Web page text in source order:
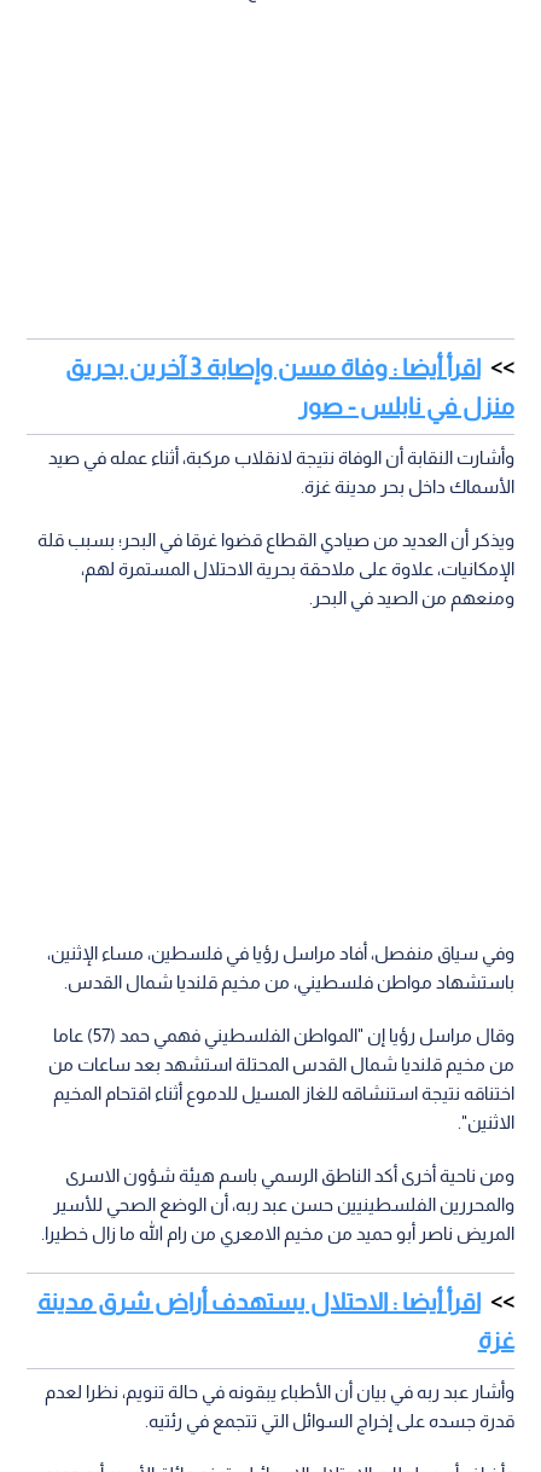
اقرأ أيضا : وفاة مسن وإصابة 3 آخرين بحريق
منزل في نابلس - صور
وأشارت النقابة أن الوفاة نتيجة لانقلاب مركبة، أثناء عمله في صيد
الأسماك داخل بحر مدينة غزة.
ويذكر أن العديد من صيادي القطاع قضوا غرقا في البحر؛ بسبب قلة
الإمكانيات، علاوة على ملاحقة بحرية الاحتلال المستمرة لهم،
ومنعهم من الصيد في البحر.
وفي سياق منفصل، أفاد مراسل رؤيا في فلسطين، مساء الإثنين،
باستشهاد مواطن فلسطيني، من مخيم قلنديا شمال القدس.
وقال مراسل رؤيا إن "المواطن الفلسطيني فهمي حمد (57) عاما
من مخيم قلنديا شمال القدس المحتلة استشهد بعد ساعات من
اختناقه نتيجة استنشاقه للغاز المسيل للدموع أثناء اقتحام المخيم
الاثنين".
ومن ناحية أخرى أكد الناطق الرسمي باسم هيئة شؤون الاسرى
والمحررين الفلسطينيين حسن عبد ربه، أن الوضع الصحي للأسير
المريض ناصر أبو حميد من مخيم الامعري من رام الله ما زال خطيرا.
اقرأ أيضا : الاحتلال يستهدف أراض شرق مدينة
غزة
وأشار عبد ربه في بيان أن الأطباء يبقونه في حالة تنويم، نظرا لعدم
قدرة جسده على إخراج السوائل التي تتجمع في رئتيه.